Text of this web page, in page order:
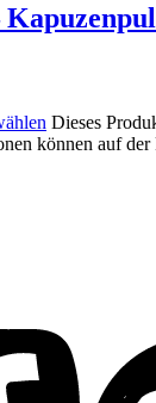
Dieses
können auf